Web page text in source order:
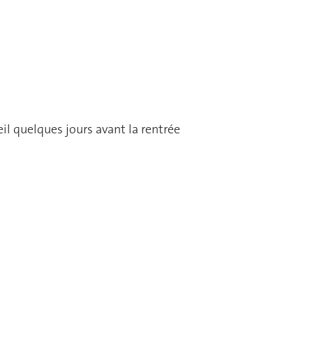
quelques jours avant la rentrée